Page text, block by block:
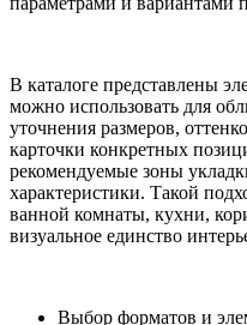
В каталоге представлены
можно использовать для
уточнения размеров,
карточки конкретных
рекомендуемые зоны
характеристики. Такой
ванной комнаты, кухни,
визуальное единство
Выбор форматов и